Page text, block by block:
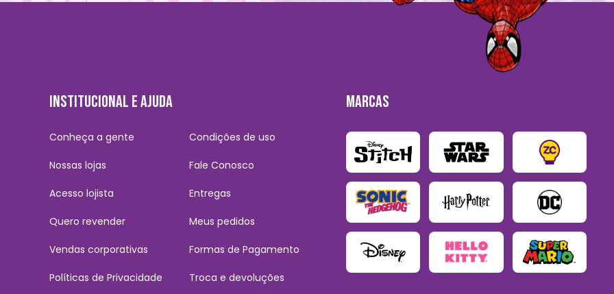
INSTITUCIONAL E AJUDA
Conheça a gente
Nossas lojas
Acesso lojista
Quero revender
Vendas corporativas
Políticas de Privacidade
Condições de uso
Fale Conosco
Entregas
Meus pedidos
Formas de Pagamento
Troca e devoluções
MARCAS